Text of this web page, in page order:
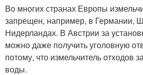
Во многих странах Европы
запрещен, например, в Германии,
Нидерландах. В Австрии за
можно даже получить уголовную
потому, что измельчитель отходов
воды.